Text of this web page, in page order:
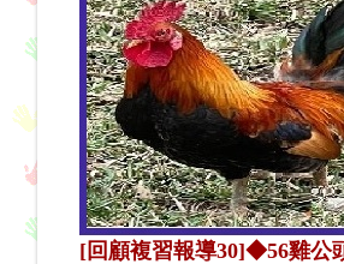
[回顧複習報導30]◆56雞公